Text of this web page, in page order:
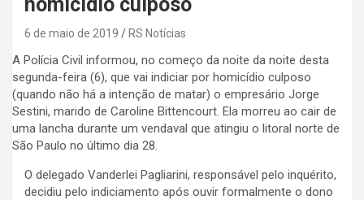
6 de maio de 2019 RS Notícias
A Polícia Civil informou, no começo da noite da noite desta
segunda-feira (6), que vai indiciar por homicídio culposo
(quando não há a intenção de matar) o empresário Jorge
Sestini, marido de Caroline Bittencourt. Ela morreu ao cair de
uma lancha durante um vendaval que atingiu o litoral norte de
São Paulo no último dia 28.
O delegado Vanderlei Pagliarini, responsável pelo inquérito,
decidiu pelo indiciamento após ouvir formalmente o dono